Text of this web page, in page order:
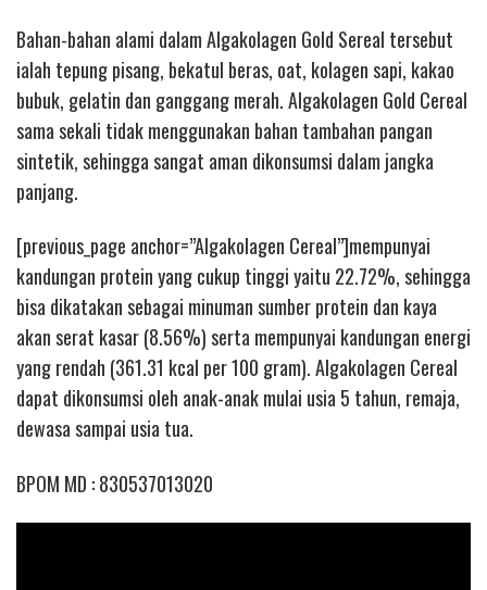
Bahan-bahan alami dalam Algakolagen Gold Sereal tersebut
ialah tepung pisang, bekatul beras, oat, kolagen sapi, kakao
bubuk, gelatin dan ganggang merah. Algakolagen Gold Cereal
sama sekali tidak menggunakan bahan tambahan pangan
sintetik, sehingga sangat aman dikonsumsi dalam jangka
panjang.
[previous_page anchor=”Algakolagen Cereal”]mempunyai
kandungan protein yang cukup tinggi yaitu 22.72%, sehingga
bisa dikatakan sebagai minuman sumber protein dan kaya
akan serat kasar (8.56%) serta mempunyai kandungan energi
yang rendah (361.31 kcal per 100 gram). Algakolagen Cereal
dapat dikonsumsi oleh anak-anak mulai usia 5 tahun, remaja,
dewasa sampai usia tua.
BPOM MD : 830537013020